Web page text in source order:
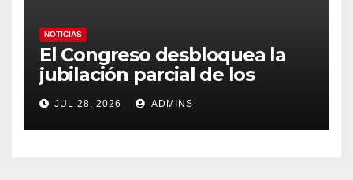
NOTICIAS
El Congreso desbloquea la
jubilación parcial de los
trabajadores laborales del
sector público
JUL 28, 2026 ADMINS